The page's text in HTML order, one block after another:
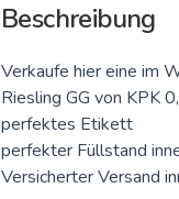
Beschreibung
Verkaufe hier eine im
Riesling GG von KPK
perfektes Etikett
perfekter Füllstand
Versicherter Versand